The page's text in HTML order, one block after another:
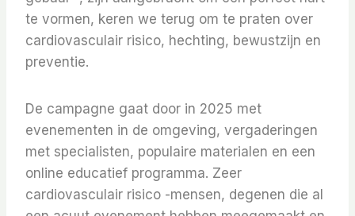
te vormen, keren we terug om te praten over
cardiovasculair risico, hechting, bewustzijn en
preventie.
De campagne gaat door in 2025 met
evenementen in de omgeving, vergaderingen
met specialisten, populaire materialen en een
online educatief programma. Zeer
cardiovasculair risico -mensen, degenen die al